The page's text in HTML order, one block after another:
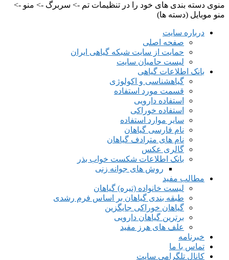
منوی دسته بندی های خود را در تنظیمات تم -> سربرگ -> منو ->
منو موبایل (دسته ها)
درباره سایت
صفحه اصلی
حمایت از سایت شبکه گیاهی ایران
لیست حامیان سایت
بانک اطلاعات گیاهی
گیاهشناسی و اکولوژی
قسمت مورد استفاده
استفاده دارویی
استفاده خوراکی
سایر موارد استفاده
نام فارسی گیاهان
نام های مترادف گیاهان
گالری عکس
بانک اطلاعات شکست خواب بذر
روش های جوانه زنی
مطالب مفید
لیست خانواده (تیره) گیاهان
طبقه بندی گیاهان بر اساس فرم رشدی
گیاهان خوراکی جایگزین
برترین گیاهان دارویی
علف های هرز مفید
خبرنامه
تماس با ما
کانال تلگرامی سایت